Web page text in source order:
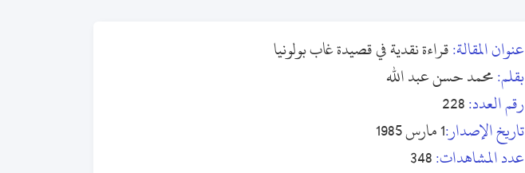
عنوان المقالة:قراءة نقدية في قصيدة غاب بولونيا
بقلم:محمد حسن عبد الله
رقم العدد:228
تاريخ الإصدار:1 مارس 1985
عدد المشاهدات:348